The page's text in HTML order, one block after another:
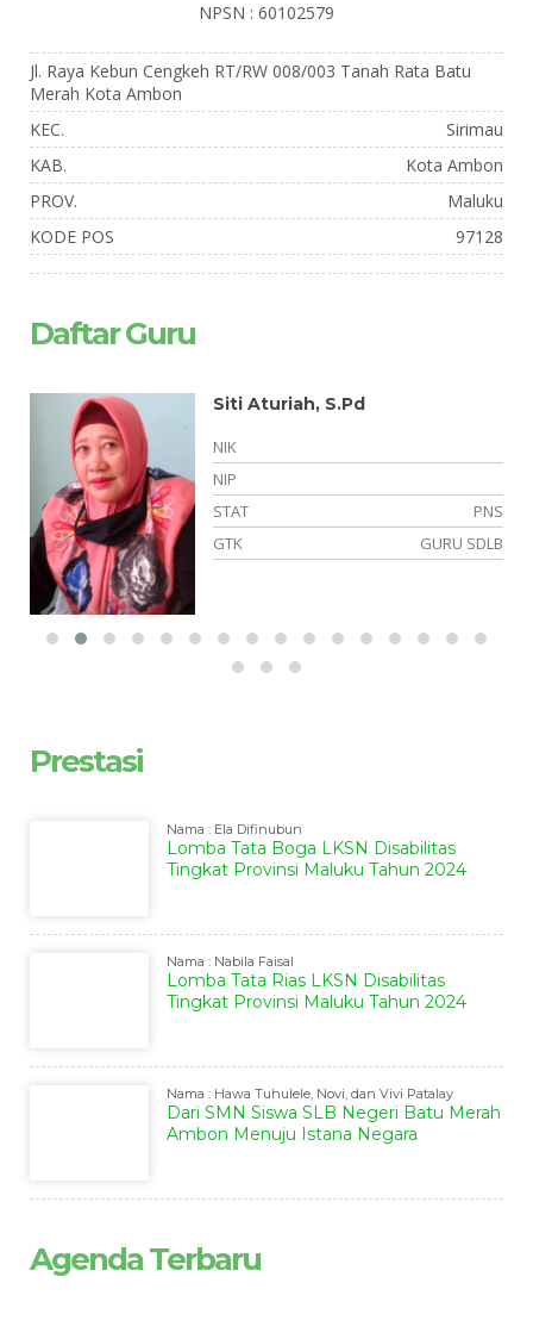
NPSN : 60102579
Jl. Raya Kebun Cengkeh RT/RW 008/003 Tanah Rata Batu
Merah Kota Ambon
KEC.
Sirimau
KAB.
Kota Ambon
PROV.
Maluku
KODE POS
97128
Daftar Guru
Siti Aturiah, S.Pd
NIK
NIP
STAT
PNS
GTK
GURU SDLB
Prestasi
Nama : Ela Difinubun
Lomba Tata Boga LKSN Disabilitas
Tingkat Provinsi Maluku Tahun 2024
Nama : Nabila Faisal
Lomba Tata Rias LKSN Disabilitas
Tingkat Provinsi Maluku Tahun 2024
Nama : Hawa Tuhulele, Novi, dan Vivi Patalay
Dari SMN Siswa SLB Negeri Batu Merah
Ambon Menuju Istana Negara
Agenda Terbaru